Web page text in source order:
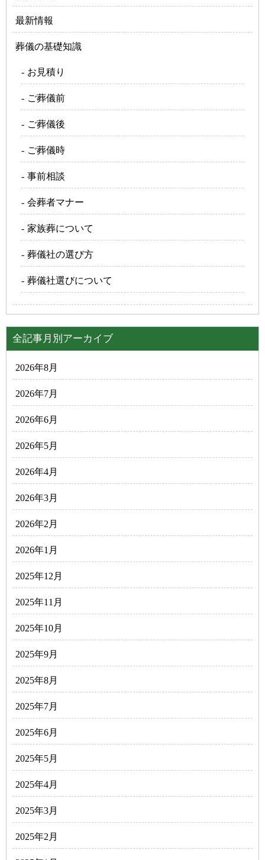
最新情報
葬儀の基礎知識
お見積り
ご葬儀前
ご葬儀後
ご葬儀時
事前相談
会葬者マナー
家族葬について
葬儀社の選び方
葬儀社選びについて
全記事月別アーカイブ
2026年8月
2026年7月
2026年6月
2026年5月
2026年4月
2026年3月
2026年2月
2026年1月
2025年12月
2025年11月
2025年10月
2025年9月
2025年8月
2025年7月
2025年6月
2025年5月
2025年4月
2025年3月
2025年2月